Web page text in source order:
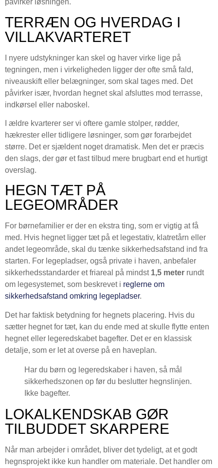
påvirker løsningen.
TERRÆN OG HVERDAG I
VILLAKVARTERET
I nyere udstykninger kan skel og haver virke lige på
tegningen, men i virkeligheden ligger der ofte små fald,
niveauskift eller belægninger, som skal tages med. Det
påvirker især, hvordan hegnet skal afsluttes mod terrasse,
indkørsel eller naboskel.
I ældre kvarterer ser vi oftere gamle stolper, rødder,
hækrester eller tidligere løsninger, som gør forarbejdet
større. Det er sjældent noget dramatisk. Men det er præcis
den slags, der gør et fast tilbud mere brugbart end et hurtigt
overslag.
HEGN TÆT PÅ
LEGEOMRÅDER
For børnefamilier er der en ekstra ting, som er vigtig at få
med. Hvis hegnet ligger tæt på et legestativ, klatretårn eller
andet legeområde, skal du tænke sikkerhedsafstand ind fra
starten. For legepladser, også private i haven, anbefaler
sikkerhedsstandarder et friareal på mindst 1,5 meter rundt
om legesystemet, som beskrevet i reglerne om
sikkerhedsafstand omkring legepladser.
Det har faktisk betydning for hegnets placering. Hvis du
sætter hegnet for tæt, kan du ende med at skulle flytte enten
hegnet eller legeredskabet bagefter. Det er en klassisk
detalje, som er let at overse på en haveplan.
Har du børn og legeredskaber i haven, så mål
sikkerhedszonen op før du beslutter hegnslinjen.
Ikke bagefter.
LOKALKENDSKAB GØR
TILBUDDET SKARPERE
Når man arbejder i området, bliver det tydeligt, at et godt
hegnsprojekt ikke kun handler om materiale. Det handler om